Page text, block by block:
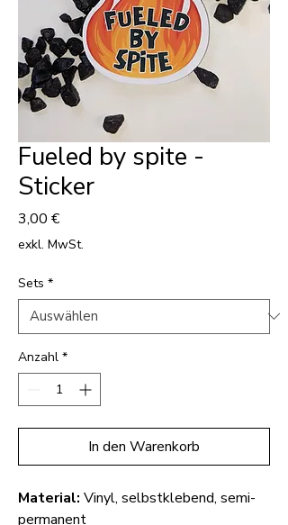
Fueled by spite -
Sticker
3,00 €Preis
exkl. MwSt.
Sets *
Anzahl *
In den Warenkorb
Material: Vinyl, selbstklebend, semi-
permanent